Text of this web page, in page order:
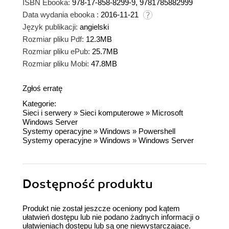
ISBN Ebooka: 978-17-858-8299-9, 9781785882999
Data wydania ebooka : 2016-11-21
Język publikacji: angielski
Rozmiar pliku Pdf: 12.3MB
Rozmiar pliku ePub: 25.7MB
Rozmiar pliku Mobi: 47.8MB
Zgłoś erratę
Kategorie:
Sieci i serwery » Sieci komputerowe » Microsoft
Windows Server
Systemy operacyjne » Windows » Powershell
Systemy operacyjne » Windows » Windows Server
Dostępność produktu
Produkt nie został jeszcze oceniony pod kątem
ułatwień dostępu lub nie podano żadnych informacji o
ułatwieniach dostępu lub są one niewystarczające.